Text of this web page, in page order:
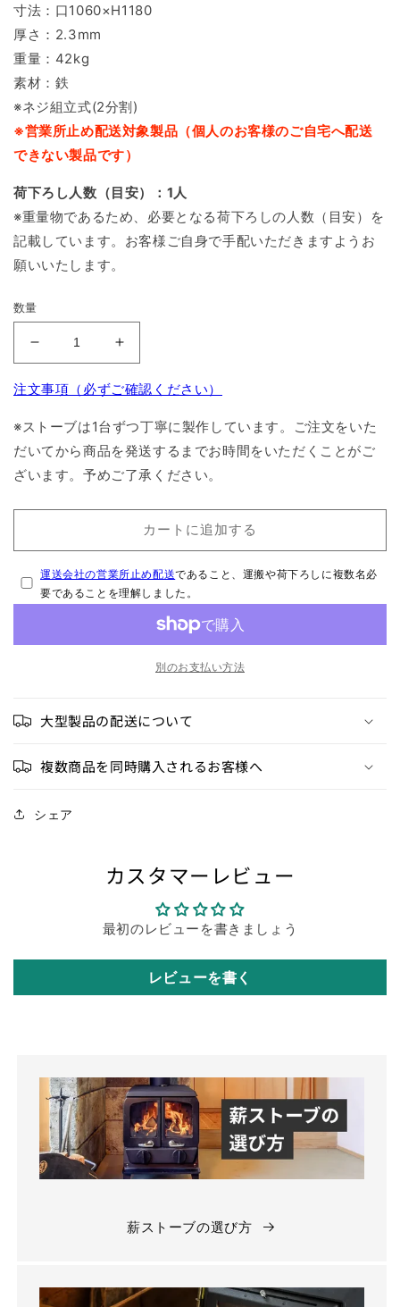
寸法：口1060×H1180
厚さ：2.3mm
重量：42kg
素材：鉄
※ネジ組立式(2分割)
※営業所止め配送対象製品（個人のお客様のご自宅へ配送
できない製品です）
荷下ろし人数（目安）：1人
※重量物であるため、必要となる荷下ろしの人数（目安）を
記載しています。お客様ご自身で手配いただきますようお
願いいたします。
数量
コ
ナ
ー
置
量
を
減
炉
コ
ナ
ー
置
量
を
増
注文事項（必ずご確認ください）
※ストーブは1台ずつ丁寧に製作しています。ご注文をいた
だいてから商品を発送するまでお時間をいただくことがご
ざいます。予めご了承ください。
カートに追加する
運送会社の営業所止め配送であること、運搬や荷下ろしに複数名必
要であることを理解しました。
別のお支払い方法
大型製品の配送について
複数商品を同時購入されるお客様へ
シェア
カスタマーレビュー
最初のレビューを書きましょう
レビューを書く
薪ストーブの選び方